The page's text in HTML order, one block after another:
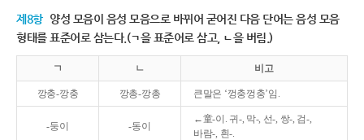
제8항 양성 모음이 음성 모음으로 바뀌어 굳어진 다음 단어는 음성 모음
형태를 표준어로 삼는다.(ㄱ을 표준어로 삼고, ㄴ을 버림.)
ㄱ ㄴ 비고
깡충-깡충 깡총-깡총 큰말은 ‘껑충껑충’임.
-둥이 -동이
←童-이. 귀-, 막-, 선-, 쌍-, 검-,
바람-, 흰-.